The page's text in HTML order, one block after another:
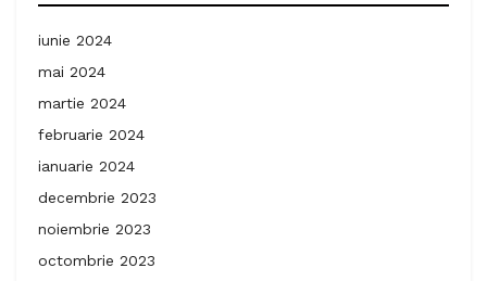
iunie 2024
mai 2024
martie 2024
februarie 2024
ianuarie 2024
decembrie 2023
noiembrie 2023
octombrie 2023